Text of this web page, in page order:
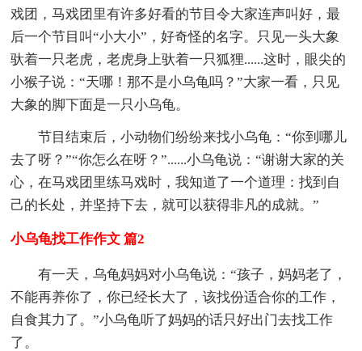
戏团，马戏团里有许多好看的节目令大家连声叫好，最
后一个节目叫“小大小”，好奇怪的名字。只见一头大象
驮着一只老虎，老虎身上驮着一只狐狸......这时，眼尖的
小猴子说：“天哪！那不是小乌龟吗？”大家一看，只见
大象的脚下面是一只小乌龟。
节目结束后，小动物们纷纷来找小乌龟：“你到哪儿
去了呀？”“你怎么在呀？”......小乌龟说：“谢谢大家的关
心，在马戏团里练马戏时，我知道了一个道理：找到自
己的长处，并坚持下去，就可以获得非凡的成就。”
小乌龟找工作作文 篇2
有一天，乌龟妈妈对小乌龟说：“孩子，妈妈老了，
不能再养你了，你已经长大了，该找份适合你的工作，
自食其力了。”小乌龟听了妈妈的话只好出门去找工作
了。